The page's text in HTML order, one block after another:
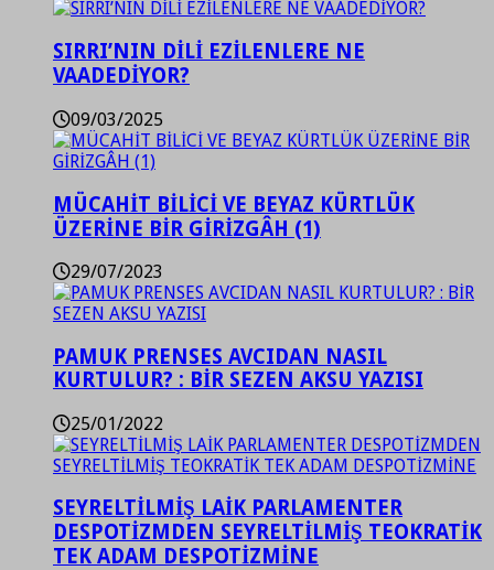
SIRRI’NIN DİLİ EZİLENLERE NE
VAADEDİYOR?
09/03/2025
MÜCAHİT BİLİCİ VE BEYAZ KÜRTLÜK
ÜZERİNE BİR GİRİZGÂH (1)
29/07/2023
PAMUK PRENSES AVCIDAN NASIL
KURTULUR? : BİR SEZEN AKSU YAZISI
25/01/2022
SEYRELTİLMİŞ LAİK PARLAMENTER
DESPOTİZMDEN SEYRELTİLMİŞ TEOKRATİK
TEK ADAM DESPOTİZMİNE